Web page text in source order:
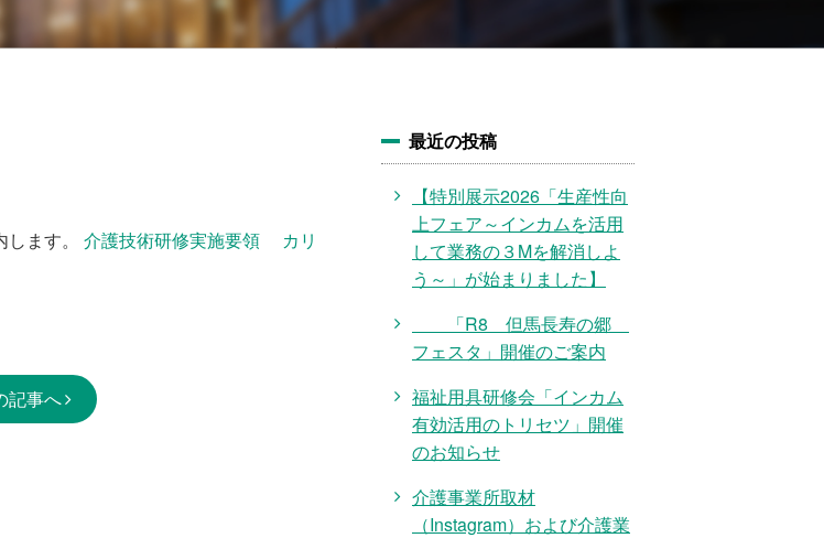
ます。 介護技術研修実施要領 カリ
記事へ
最近の投稿
【特別展示2026「生産性向
上フェア～インカムを活用
して業務の３Mを解消しよ
う～」が始まりました】
「R8 但馬長寿の郷
フェスタ」開催のご案内
福祉用具研修会「インカム
有効活用のトリセツ」開催
のお知らせ
介護事業所取材
（Instagram）および介護業